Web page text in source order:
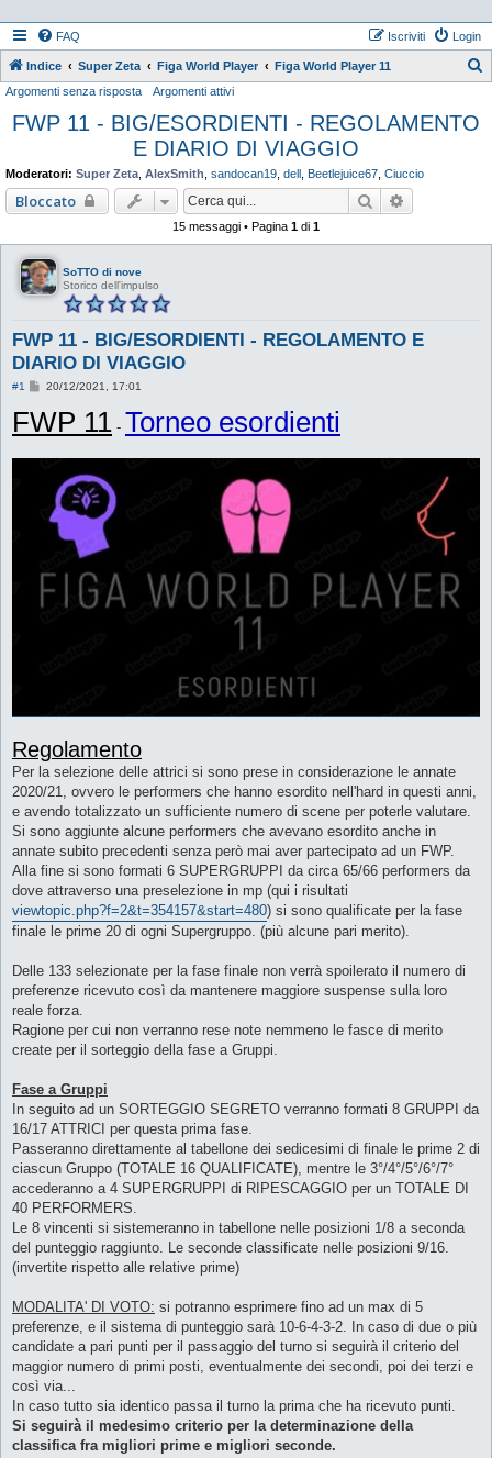
FAQ Login
Iscriviti
Indice Super Zeta Figa World Player Figa World Player 11
Argomenti senza risposta Argomenti attivi
FWP 11 - BIG/ESORDIENTI - REGOLAMENTO
E DIARIO DI VIAGGIO
Moderatori: Super Zeta AlexSmith sandocan19 dell Beetlejuice67 Ciuccio
Bloccato Cerca
15 messaggi • Pagina 1 di 1
SoTTO di nove
Storico dell'impulso
FWP 11 - BIG/ESORDIENTI - REGOLAMENTO E
DIARIO DI VIAGGIO
#1
M
s
s
a
20/12/2021, 17:01
FWP 11 - Torneo esordienti
Regolamento
Per la selezione delle attrici si sono prese in considerazione le annate
2020/21, ovvero le performers che hanno esordito nell'hard in questi anni,
e avendo totalizzato un sufficiente numero di scene per poterle valutare.
Si sono aggiunte alcune performers che avevano esordito anche in
annate subito precedenti senza però mai aver partecipato ad un FWP.
Alla fine si sono formati 6 SUPERGRUPPI da circa 65/66 performers da
dove attraverso una preselezione in mp (qui i risultati
viewtopic.php?f=2&t=354157&start=480) si sono qualificate per la fase
finale le prime 20 di ogni Supergruppo. (più alcune pari merito).
Delle 133 selezionate per la fase finale non verrà spoilerato il numero di
preferenze ricevuto così da mantenere maggiore suspense sulla loro
reale forza.
Ragione per cui non verranno rese note nemmeno le fasce di merito
create per il sorteggio della fase a Gruppi.
Fase a Gruppi
In seguito ad un SORTEGGIO SEGRETO verranno formati 8 GRUPPI da
16/17 ATTRICI per questa prima fase.
Passeranno direttamente al tabellone dei sedicesimi di finale le prime 2 di
ciascun Gruppo (TOTALE 16 QUALIFICATE), mentre le 3°/4°/5°/6°/7°
accederanno a 4 SUPERGRUPPI di RIPESCAGGIO per un TOTALE DI
40 PERFORMERS.
Le 8 vincenti si sistemeranno in tabellone nelle posizioni 1/8 a seconda
del punteggio raggiunto. Le seconde classificate nelle posizioni 9/16.
(invertite rispetto alle relative prime)
MODALITA' DI VOTO: si potranno esprimere fino ad un max di 5
preferenze, e il sistema di punteggio sarà 10-6-4-3-2. In caso di due o più
candidate a pari punti per il passaggio del turno si seguirà il criterio del
maggior numero di primi posti, eventualmente dei secondi, poi dei terzi e
così via...
In caso tutto sia identico passa il turno la prima che ha ricevuto punti.
Si seguirà il medesimo criterio per la determinazione della
classifica fra migliori prime e migliori seconde.